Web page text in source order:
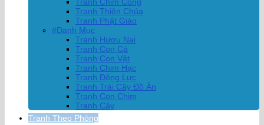
Tranh Thiên Chúa
Tranh Phật Giáo
#Danh Mục
Tranh Hươu Nai
Tranh Con Cá
Tranh Con Vật
Tranh Chim Hạc
Tranh Động Lực
Tranh Trái Cây Đồ Ăn
Tranh Con Chim
Tranh Cây
Tranh Theo Phòng